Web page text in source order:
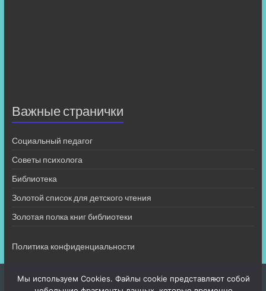
Важные странички
Социальный педагог
Советы психолога
Библиотека
Золотой список для детского чтения
Золотая полка книг библиотеки
Политика конфиденциальности
Мы используем Cookies. Файлы cookie представляют собой